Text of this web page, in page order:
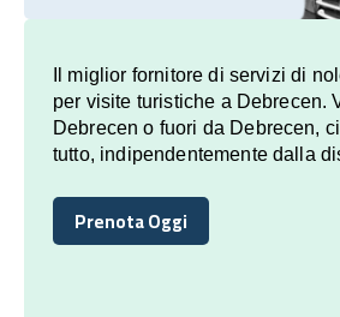
Il miglior fornitore di servizi di
per visite turistiche a Debrecen.
Debrecen o fuori da Debrecen,
tutto, indipendentemente dalla
Prenota Oggi
Prenota Oggi